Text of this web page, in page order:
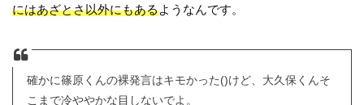
にはあざとさ以外にもあるようなんです。
確かに篠原くんの裸発言はキモかった()けど、大久保くんそ
こまで冷ややかな目しないでよ。